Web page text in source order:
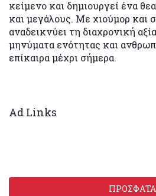
κείμενο και δημιουργεί ένα
και μεγάλους. Με χιούμορ και
αναδεικνύει τη διαχρονική
μηνύματα ενότητας και
επίκαιρα μέχρι σήμερα.
Ad Links
ΠΡΟΣΦΑΤΑ